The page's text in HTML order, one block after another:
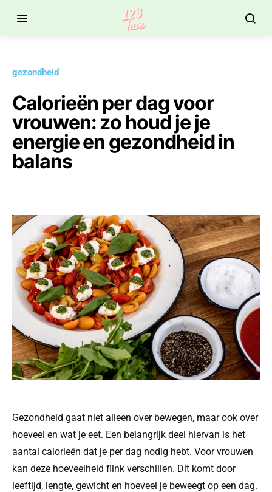
gezondheid
Calorieën per dag voor
vrouwen: zo houd je je
energie en gezondheid in
balans
Gezondheid gaat niet alleen over bewegen, maar ook over
hoeveel en wat je eet. Een belangrijk deel hiervan is het
aantal calorieën dat je per dag nodig hebt. Voor vrouwen
kan deze hoeveelheid flink verschillen. Dit komt door
leeftijd, lengte, gewicht en hoeveel je beweegt op een dag.